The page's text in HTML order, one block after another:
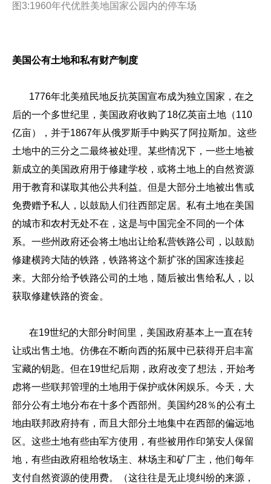
图3:1960年代优胜美地国家公园内的停车场
美国公有土地和私有财产制度
1776年北美殖民地反抗英国宣布成为独立国家，在之
后的一个多世纪里，美国政府收购了18亿英亩土地（110
亿亩），并于1867年从俄罗斯手中购买了阿拉斯加。这些
土地中的三分之二最终被处理。某些情况下，一些土地被
新成立的美国政府用于修建学校，或将土地上的自然资源
用于教育和谋取其他公共利益。但是大部分土地被出售或
免费赠予私人，以鼓励人们往西部定居。私有土地在美国
的城市和农村无处不在，这是与中国完全不同的一个体
系。一些州政府还会将土地出让给私营铁路公司，以鼓励
修建横跨大陆的铁路，铁路将这个新扩张的国家连接起
来。大部分给予铁路公司的土地，随后被出售给私人，以
获取修建铁路的资金。
在19世纪的大部分时间里，美国政府基本上一直在转
让或出售土地。仿佛在不断向西的拓展中已获得开启丰富
宝藏的钥匙。但在19世纪后期，政府改变了想法，开始考
虑将一些联邦管理的土地用于保护或休闲娱乐。今天，大
部分公有土地分布在十多个西部州。美国约28％的公有土
地由联邦政府持有，而且大部分土地集中在西部的偏远地
区。这些土地有些由军方使用，有些被用作印第安人保留
地，有些由政府租给牧场主、林场主和矿厂主，他们每年
支付自然资源的使用费。（这往往是无止境纠纷的来源，